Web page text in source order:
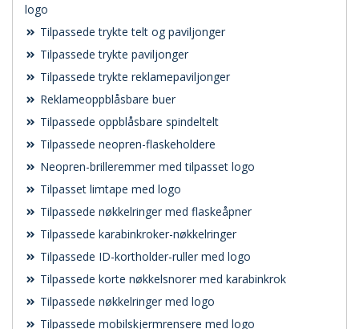
logo
Tilpassede trykte telt og paviljonger
Tilpassede trykte paviljonger
Tilpassede trykte reklamepaviljonger
Reklameoppblåsbare buer
Tilpassede oppblåsbare spindeltelt
Tilpassede neopren-flaskeholdere
Neopren-brilleremmer med tilpasset logo
Tilpasset limtape med logo
Tilpassede nøkkelringer med flaskeåpner
Tilpassede karabinkroker-nøkkelringer
Tilpassede ID-kortholder-ruller med logo
Tilpassede korte nøkkelsnorer med karabinkrok
Tilpassede nøkkelringer med logo
Tilpassede mobilskjermrensere med logo